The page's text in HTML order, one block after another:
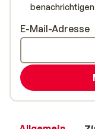
E-Mail-Adresse